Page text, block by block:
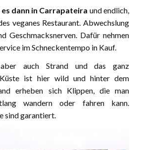
dann in Carrapateira und endlich,
veganes Restaurant. Abwechslung
Geschmacksnerven. Dafür nehmen
im Schneckentempo in Kauf.
auch Strand und das ganz
ist hier wild und hinter dem
erheben sich Klippen, die man
wandern oder fahren kann.
sind garantiert.